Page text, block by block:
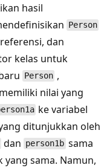
hasil
Person
dan
kelas untuk
Person ,
nilai yang
ke variabel
ditunjukkan oleh
dan person1b sama
sama. Namun,